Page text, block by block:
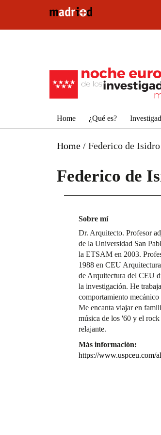
Home ¿Qué es?
Home / Federico de
Federico de
Sobre mí
Dr. Arquitecto. Profesor
de la Universidad San
la ETSAM en 2003.
1988 en CEU
de Arquitectura del CEU
la investigación. He
comportamiento
Me encanta viajar en
música de los '60 y el
relajante.
Más información:
https://www.uspceu.com/